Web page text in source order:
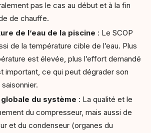
pas le cas au début et à la fin
de chauffe.
de l’eau de la piscine : Le SCOP
de la température cible de l’eau. Plus
est élevée, plus l’effort demandé
important, ce qui peut dégrader son
du système : La qualité et le
du compresseur, mais aussi de
et du condenseur (organes du